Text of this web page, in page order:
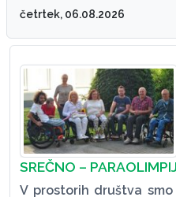
četrtek, 06.08.2026
SREČNO –
V prostorih društva